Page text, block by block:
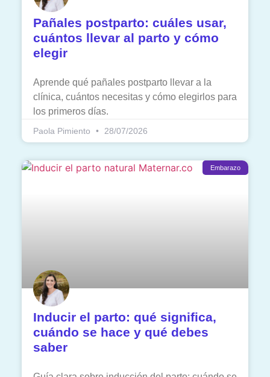
Pañales postparto: cuáles usar,
cuántos llevar al parto y cómo
elegir
Aprende qué pañales postparto llevar a la
clínica, cuántos necesitas y cómo elegirlos para
los primeros días.
Paola Pimiento 28/07/2026
Embarazo
Inducir el parto: qué significa,
cuándo se hace y qué debes
saber